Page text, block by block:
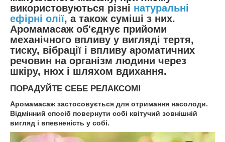
використовуються різні натуральні
ефірні олії, а також суміші з них.
Аромамасаж об'єднує прийоми
механічного впливу у вигляді тертя,
тиску, вібрації і впливу ароматичних
речовин на організм людини через
шкіру, нюх і шляхом вдихання.
ПОРАДУЙТЕ СЕБЕ РЕЛАКСОМ!
Аромамасаж застосовується для отримання насолоди.
Відмінний спосіб повернути собі квітучий зовнішній
вигляд і впевненість у собі.